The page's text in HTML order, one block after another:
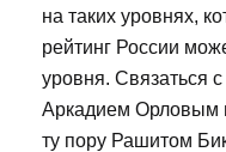
на таких уровнях,
рейтинг России
уровня. Связаться
Аркадием Орловым
ту пору Рашитом